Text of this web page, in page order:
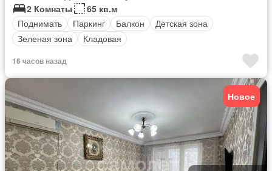
2 Комнаты
65 кв.м
Поднимать
Паркинг Балкон
Детская зона
Зеленая зона
Кладовая
16 часов назад
Новое